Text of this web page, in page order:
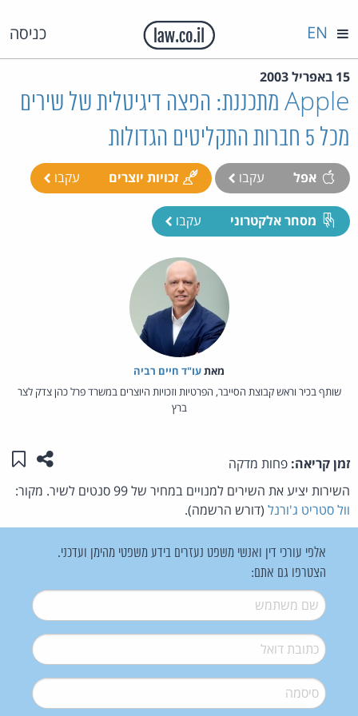
כניסה EN
15 באפריל 2003
Apple מתכננת: הפצה דיגיטלית של שירים
מכל 5 חברות התקליטים הגדולות
אפל עקבו זכויות יוצרים עקבו
מסחר אלקטרוני עקבו
מאת‏עו"ד חיים רביה
שותף בכיר וראש קבוצת הסייבר, הפרטיות וזכויות היוצרים במשרד פרל כהן צדק לצר
ברץ
זמן קריאה: פחות מדקה שתפו
השירות יציע את השירים למנויים במחיר של 99 סנטים לשיר. מקור:
וול סטריט ג'ורנל (דורש הרשמה).
אלפי עורכי דין ואנשי משפט נעזרים בידע משפטי מהימן ועדכני.
הצטרפו גם אתם:
שם משתמש*
דואל*
סיסמה*